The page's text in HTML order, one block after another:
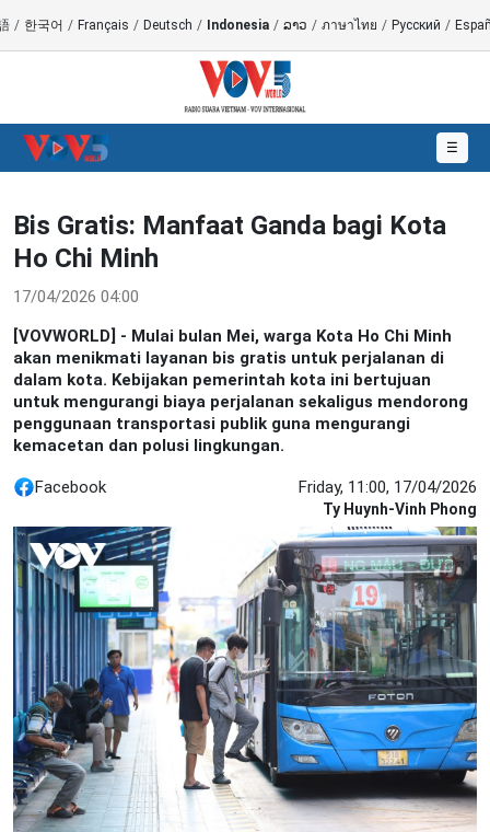
/ 한국어 / Français / Deutsch / Indonesia / ລາວ / ภาษาไทย / Русский /
☰
Bis Gratis: Manfaat Ganda bagi Kota
Ho Chi Minh
17/04/2026 04:00
[VOVWORLD] - Mulai bulan Mei, warga Kota Ho Chi Minh
akan menikmati layanan bis gratis untuk perjalanan di
dalam kota. Kebijakan pemerintah kota ini bertujuan
untuk mengurangi biaya perjalanan sekaligus mendorong
penggunaan transportasi publik guna mengurangi
kemacetan dan polusi lingkungan.
Facebook Friday, 11:00, 17/04/2026
Ty Huynh-Vinh Phong